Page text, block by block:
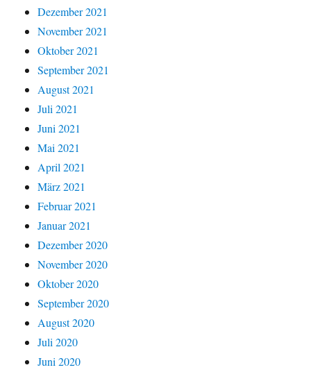
Dezember 2021
November 2021
Oktober 2021
September 2021
August 2021
Juli 2021
Juni 2021
Mai 2021
April 2021
März 2021
Februar 2021
Januar 2021
Dezember 2020
November 2020
Oktober 2020
September 2020
August 2020
Juli 2020
Juni 2020